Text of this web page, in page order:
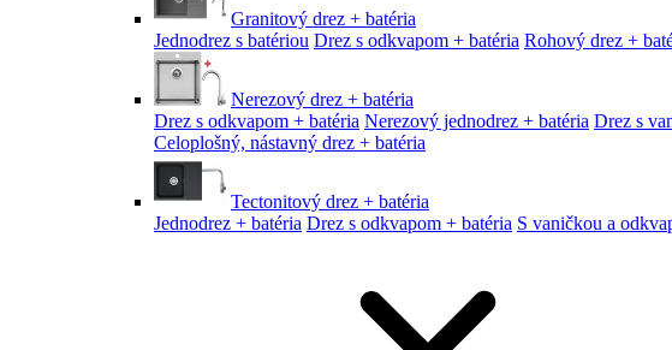
Granitový drez + batéria
Jednodrez s batériou Drez s odkvapom + batéria Rohový drez +
Nerezový drez + batéria
Drez s odkvapom + batéria Nerezový jednodrez + batéria Drez s
Celoplošný, nástavný drez + batéria
Tectonitový drez + batéria
Jednodrez + batéria Drez s odkvapom + batéria S vaničkou a